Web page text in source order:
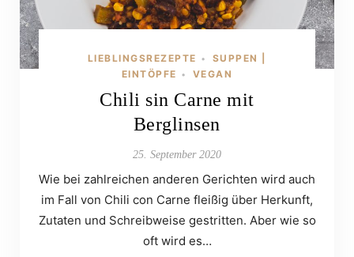
LIEBLINGSREZEPTE •
SUPPEN |
EINTÖPFE • VEGAN
Chili sin Carne mit
Berglinsen
25. September 2020
Wie bei zahlreichen anderen Gerichten wird auch
im Fall von Chili con Carne fleißig über Herkunft,
Zutaten und Schreibweise gestritten. Aber wie so
oft wird es…